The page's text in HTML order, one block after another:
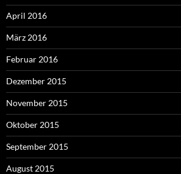
April 2016
März 2016
Februar 2016
Dezember 2015
November 2015
Oktober 2015
September 2015
August 2015